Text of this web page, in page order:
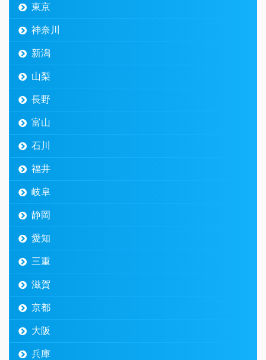
東京
神奈川
新潟
山梨
長野
富山
石川
福井
岐阜
静岡
愛知
三重
滋賀
京都
大阪
兵庫